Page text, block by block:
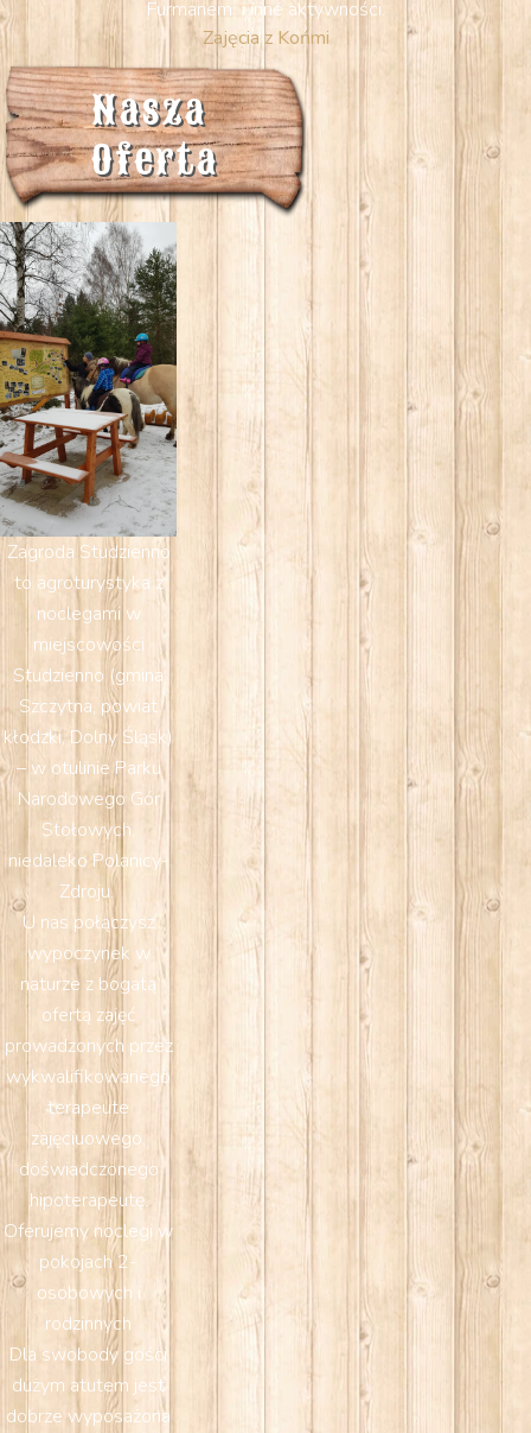
Furmanem i inne aktywności.
Zajęcia z Końmi
Nasza
Oferta
Zagroda Studzienno
to agroturystyka z
noclegami w
miejscowości
Studzienno (gmina
Szczytna, powiat
kłodzki, Dolny Śląsk)
– w otulinie Parku
Narodowego Gór
Stołowych,
niedaleko Polanicy-
Zdroju.
U nas połączysz
wypoczynek w
naturze z bogatą
ofertą zajęć
prowadzonych przez
wykwalifikowanego
terapeute
zajęciuowego,
doświadczonego
hipoterapeutę.
Oferujemy noclegi w
pokojach 2-
osobowych i
rodzinnych
Dla swobody gości
dużym atutem jest
dobrze wyposażona